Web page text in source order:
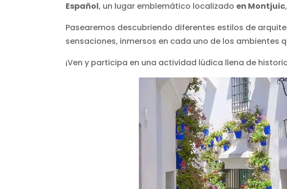
Español, un lugar emblemático localizado en Montjuic
Pasearemos descubriendo diferentes estilos de
sensaciones, inmersos en cada uno de los ambientes
¡Ven y participa en una actividad lúdica llena de